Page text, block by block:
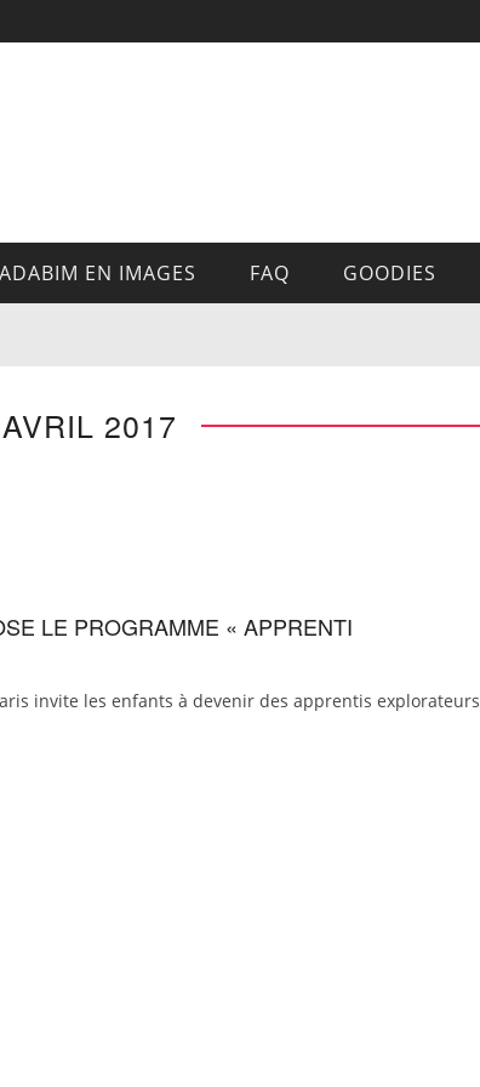
EN IMAGES FAQ GOODIES
2017
LE PROGRAMME « APPRENTI
invite les enfants à devenir des apprentis explorateurs